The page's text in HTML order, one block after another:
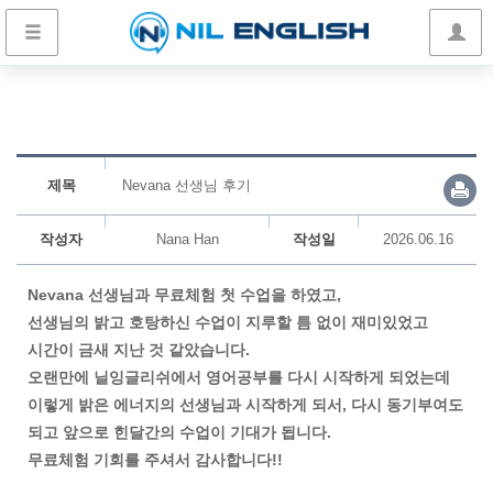
제목 Nevana 선생님 후기
작성자 Nana Han 작성일 2026.06.16
Nevana 선생님과 무료체험 첫 수업을 하였고,
선생님의 밝고 호탕하신 수업이 지루할 틈 없이 재미있었고
시간이 금새 지난 것 같았습니다.
오랜만에 닐잉글리쉬에서 영어공부를 다시 시작하게 되었는데
이렇게 밝은 에너지의 선생님과 시작하게 되서, 다시 동기부여도
되고 앞으로 힌달간의 수업이 기대가 됩니다.
무료체험 기회를 주셔서 감사합니다!!